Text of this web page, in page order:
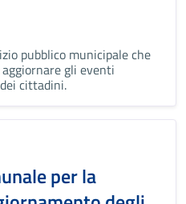
pubblico municipale che
gli eventi
cittadini.
per la